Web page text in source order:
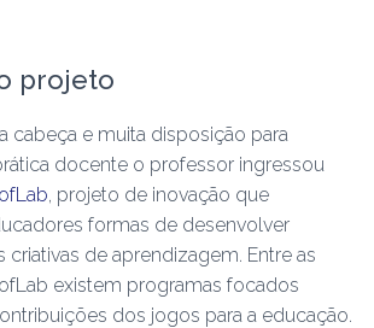
projeto
cabeça e muita disposição para
docente o professor ingressou
, projeto de inovação que
formas de desenvolver
criativas de aprendizagem. Entre as
existem programas focados
dos jogos para a educação.